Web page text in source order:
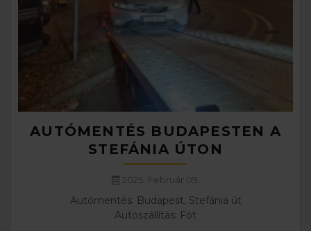
AUTÓMENTÉS BUDAPESTEN A
STEFÁNIA ÚTON
2025. Február 09.
Autómentés: Budapest, Stefánia út
Autószállítás: Fót